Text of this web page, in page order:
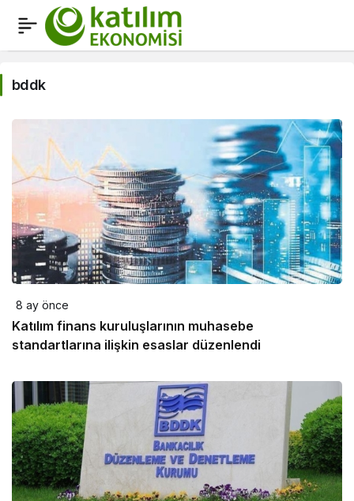
bddk
Haberleri
bddk
8 ay önce
Katılım finans kuruluşlarının muhasebe
standartlarına ilişkin esaslar düzenlendi